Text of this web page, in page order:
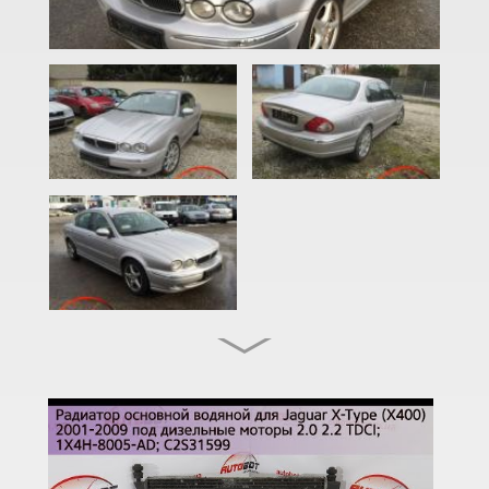
F-Type (X152)
I-Pace
S-Type (X202, X204, X206)
XE (X760)
XF I (X250)
XF II (X260)
XFR
XJ III (X358)
XJ IV (X351)